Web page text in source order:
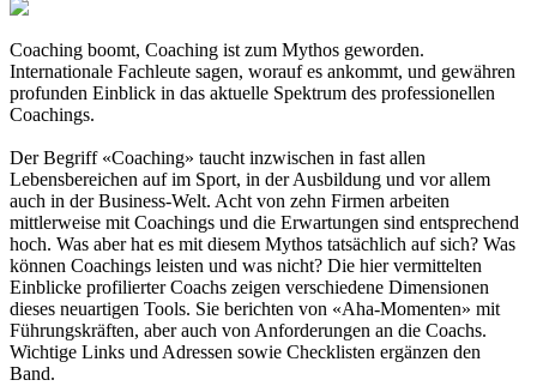
Coaching boomt, Coaching ist zum Mythos geworden.
Internationale Fachleute sagen, worauf es ankommt, und gewähren
profunden Einblick in das aktuelle Spektrum des professionellen
Coachings.
Der Begriff «Coaching» taucht inzwischen in fast allen
Lebensbereichen auf im Sport, in der Ausbildung und vor allem
auch in der Business-Welt. Acht von zehn Firmen arbeiten
mittlerweise mit Coachings und die Erwartungen sind entsprechend
hoch. Was aber hat es mit diesem Mythos tatsächlich auf sich? Was
können Coachings leisten und was nicht? Die hier vermittelten
Einblicke profilierter Coachs zeigen verschiedene Dimensionen
dieses neuartigen Tools. Sie berichten von «Aha-Momenten» mit
Führungskräften, aber auch von Anforderungen an die Coachs.
Wichtige Links und Adressen sowie Checklisten ergänzen den
Band.